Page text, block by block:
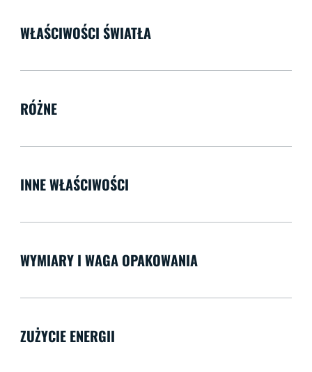
WŁAŚCIWOŚCI ŚWIATŁA
RÓŻNE
INNE WŁAŚCIWOŚCI
WYMIARY I WAGA OPAKOWANIA
ZUŻYCIE ENERGII